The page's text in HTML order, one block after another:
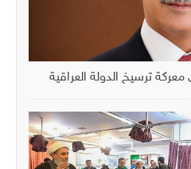
ترسيخ الدولة العراقية